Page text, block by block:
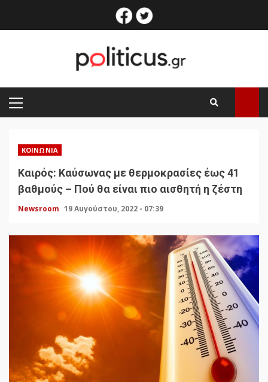
facebook
PRIMARY
MENU
ΚΟΙΝΩΝΊΑ
Καιρός: Καύσωνας με θερμοκρασίες έως 41
βαθμούς – Πού θα είναι πιο αισθητή η ζέστη
Newsroom 19 Αυγούστου, 2022 - 07:39